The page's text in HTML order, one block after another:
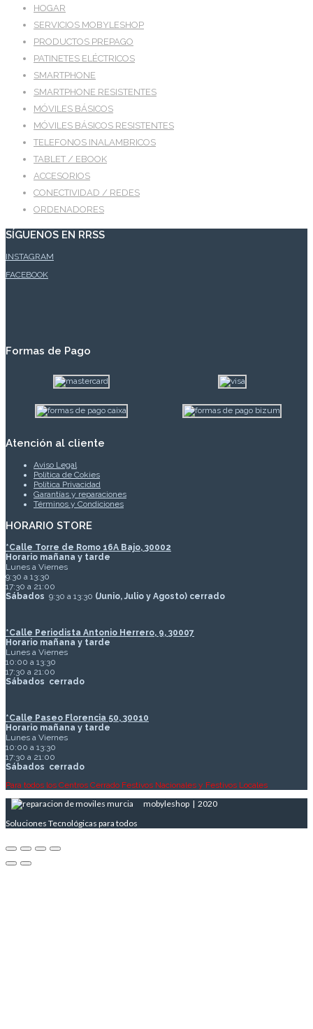
HOGAR
SERVICIOS MOBYLESHOP
PRODUCTOS PREPAGO
PATINETES ELÉCTRICOS
SMARTPHONE
SMARTPHONE RESISTENTES
MÓVILES BÁSICOS
MÓVILES BÁSICOS RESISTENTES
TELEFONOS INALAMBRICOS
TABLET / EBOOK
ACCESORIOS
CONECTIVIDAD / REDES
ORDENADORES
SÍGUENOS EN RRSS
INSTAGRAM
FACEBOOK
Formas de Pago
Atención al cliente
Aviso Legal
Política de Cokies
Política Privacidad
Garantías y reparaciones
Términos y Condiciones
HORARIO STORE
*Calle Torre de Romo 16A Bajo, 30002
Horario mañana y tarde
Lunes a Viernes
9:30 a 13:30
17:30 a 21:00
Sábados 9:30 a 13:30 (Junio, Julio y Agosto) cerrado
*Calle Periodista Antonio Herrero, 9, 30007
Horario mañana y tarde
Lunes a Viernes
10:00 a 13:30
17:30 a 21:00
Sábados cerrado
*Calle Paseo Florencia 50, 30010
Horario mañana y tarde
Lunes a Viernes
10:00 a 13:30
17:30 a 21:00
Sábados cerrado
Para todos los Centros Cerrado Festivos Nacionales y Festivos Locales
mobyleshop | 2020
Soluciones Tecnológicas para todos